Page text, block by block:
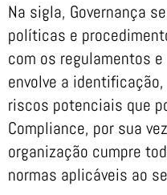
Na sigla, Governança
políticas e
com os regulamentos
envolve a
riscos potenciais que
Compliance, por sua
organização cumpre
normas aplicáveis ao